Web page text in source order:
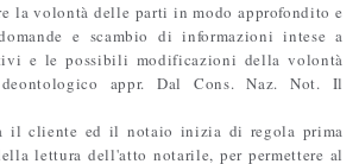
la volontà delle parti in modo approfondito e
e scambio di informazioni intese a
e le possibili modificazioni della volontà
appr. Dal Cons. Naz. Not. Il
il cliente ed il notaio inizia di regola prima
lettura dell'atto notarile, per permettere al